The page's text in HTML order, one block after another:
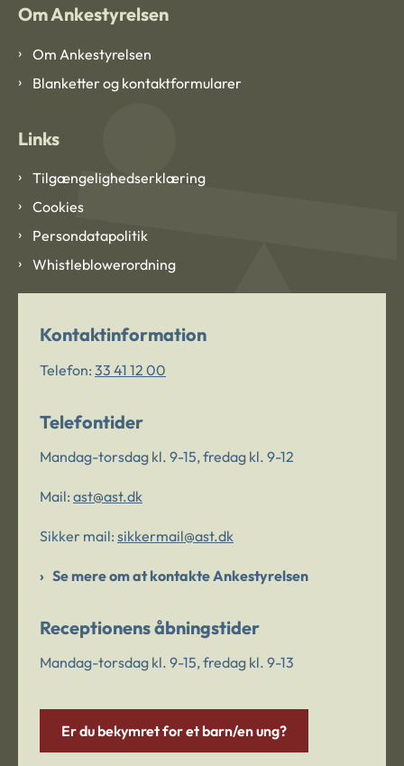
Om Ankestyrelsen
Om Ankestyrelsen
Blanketter og kontaktformularer
Links
Tilgængelighedserklæring
Cookies
Persondatapolitik
Whistleblowerordning
Kontaktinformation
Telefon: 33 41 12 00
Telefontider
Mandag-torsdag kl. 9-15, fredag kl. 9-12
Mail: ast@ast.dk
Sikker mail: sikkermail@ast.dk
Se mere om at kontakte Ankestyrelsen
Receptionens åbningstider
Mandag-torsdag kl. 9-15, fredag kl. 9-13
Er du bekymret for et barn/en ung?